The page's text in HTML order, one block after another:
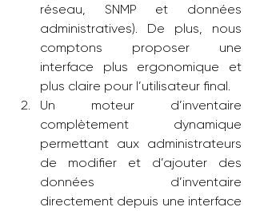
réseau, SNMP et données
administratives). De plus, nous
comptons proposer une
interface plus ergonomique et
plus claire pour l’utilisateur final.
Un moteur d’inventaire
complètement dynamique
permettant aux administrateurs
de modifier et d’ajouter des
données d’inventaire
directement depuis une interface